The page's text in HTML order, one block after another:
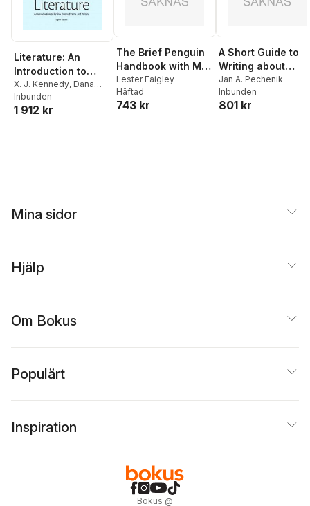
Literature: An
Introduction to
Fiction, Poetry,
Drama, and Writing,
Compact Edition
X. J. Kennedy, Dana
Gioia
Inbunden
1 912 kr
The Brief Penguin
Handbook with MLA
Guide
Lester Faigley
Häftad
743 kr
A Short Guide to
Writing about
Biology, Books a la
Carte Edition Plus
Mywritinglab --
Jan A. Pechenik
Inbunden
801 kr
Mina sidor
Hjälp
Om Bokus
Populärt
Inspiration
Bokus @